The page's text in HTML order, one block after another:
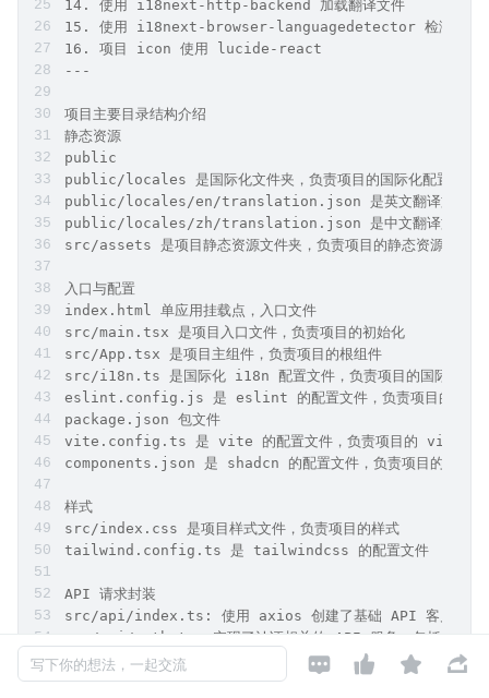
8. 使用 tanstack table 进行表格开发
9. 使用 zustand 进行状态管理
10. 使用 react-hook-form 进行表单开发
12. 使用 react-i18next 进行国际化
13. 支持中英文切换，默认使用中文
14. 使用 i18next-http-backend 加载翻译文件
15. 使用 i18next-browser-languagedetector 检测用户
16. 项目 icon 使用 lucide-react
---
静态资源
public
public/locales 是国际化文件夹，负责项目的国际化配置
public/locales/en/translation.json 是英文翻译文件
public/locales/zh/translation.json 是中文翻译文件
src/assets 是项目静态资源文件夹，负责项目的静态资源管理
入口与配置
index.html 单应用挂载点，入口文件
src/App.tsx 是项目主组件，负责项目的根组件
src/i18n.ts 是国际化 i18n 配置文件，负责项目的国际化配
eslint.config.js 是 eslint 的配置文件，负责项目的
vite.config.ts 是 vite 的配置文件，负责项目的 vite 配
components.json 是 shadcn 的配置文件，负责项目的
样式
src/index.css 是项目样式文件，负责项目的样式
写下你的想法，一起交流    